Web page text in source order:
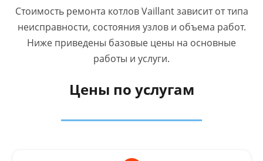
Стоимость ремонта котлов Vaillant зависит от типа
неисправности, состояния узлов и объема работ.
Ниже приведены базовые цены на основные
работы и услуги.
Цены по услугам